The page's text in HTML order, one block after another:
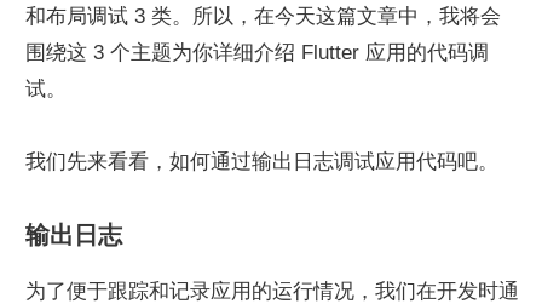
和布局调试 3 类。所以，在今天这篇文章中，我将会
围绕这 3 个主题为你详细介绍 Flutter 应用的代码调
试。
我们先来看看，如何通过输出日志调试应用代码吧。
输出日志
为了便于跟踪和记录应用的运行情况，我们在开发时通